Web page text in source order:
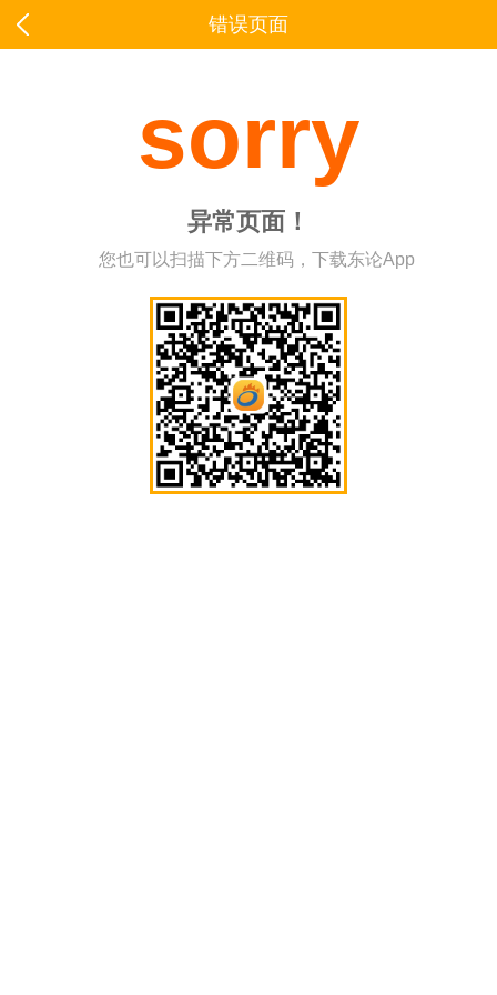
错误页面
sorry
异常页面！
您也可以扫描下方二维码，下载东论App